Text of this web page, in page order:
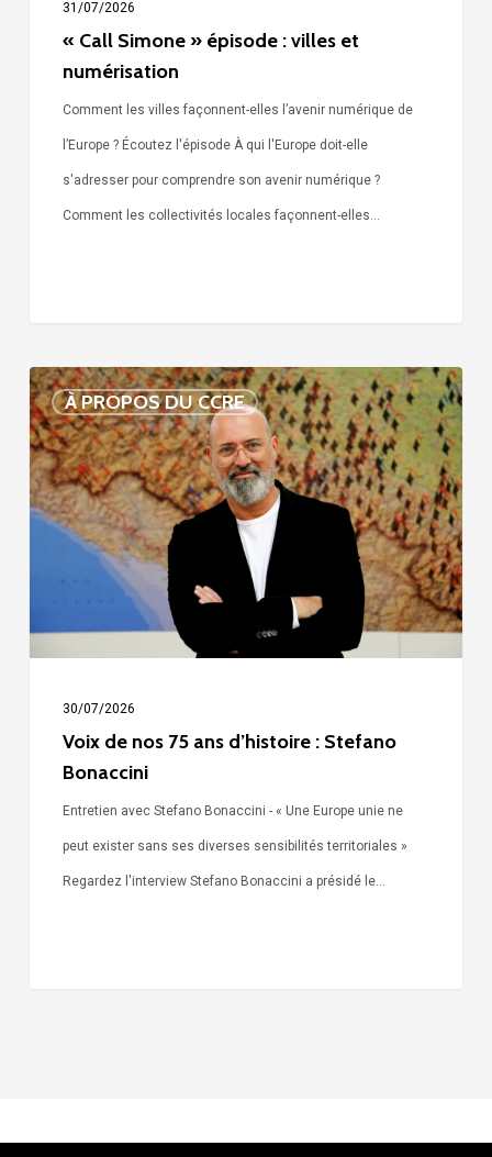
31/07/2026
« Call Simone » épisode : villes et
numérisation
Comment les villes façonnent-elles l’avenir numérique de
l’Europe ? Écoutez l'épisode À qui l'Europe doit-elle
s'adresser pour comprendre son avenir numérique ?
Comment les collectivités locales façonnent-elles…
À PROPOS DU CCRE
Voix
de
nos
75
ans
d’histoire
Stefano
Bonaccini
30/07/2026
Voix de nos 75 ans d’histoire : Stefano
Bonaccini
Entretien avec Stefano Bonaccini - « Une Europe unie ne
peut exister sans ses diverses sensibilités territoriales »
Regardez l'interview Stefano Bonaccini a présidé le…